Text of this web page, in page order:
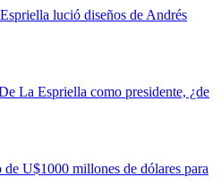
lució diseños de Andrés
La Espriella como presidente, ¿de
U$1000 millones de dólares para